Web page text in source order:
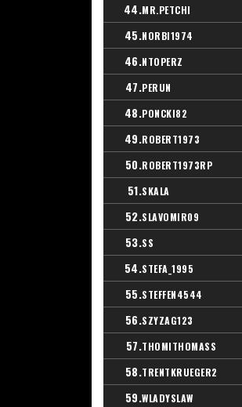
44.MR.PETCHI
45.NORBI1974
46.NTOPERZ
47.PERUN
48.PONCKI82
49.ROBERT1973
50.ROBERT1973RP
51.SKALA
52.SLAVOMIR09
53.SS
54.STEFA_1995
55.STEFFEN4544
56.SZYZAG123
57.THOMITHOMASS
58.TRENTKRUEGER2
59.WLADYSLAW